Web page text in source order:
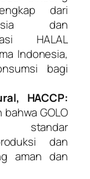
dari
dan
HALAL
Indonesia,
bagi
HACCP:
GOLO
standar
dan
aman dan